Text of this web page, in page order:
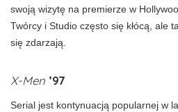
swoją wizytę na premierze w
Twórcy i Studio często się kłócą, ale
się zdarzają.
X-Men ’97
Serial jest kontynuacją popularnej w